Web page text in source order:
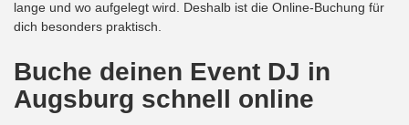
lange und wo aufgelegt wird. Deshalb ist die Online-Buchung für
dich besonders praktisch.
Buche deinen Event DJ in
Augsburg schnell online